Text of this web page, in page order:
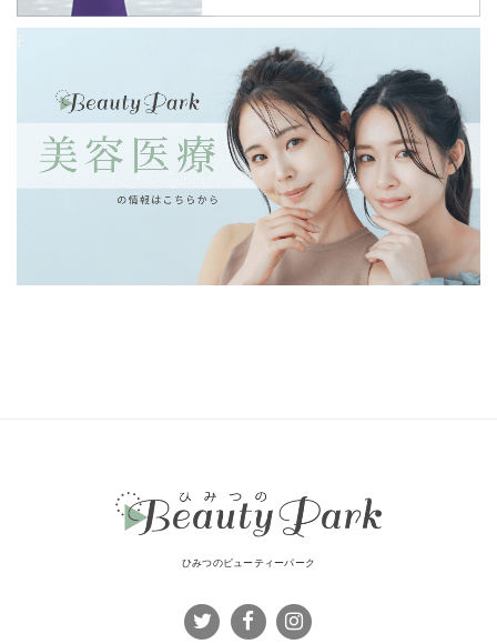
ひみつのビューティーパーク